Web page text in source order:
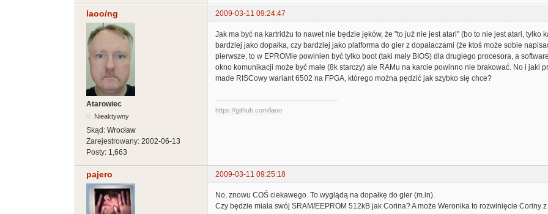
laoo/ng 2009-03-11 09:24:47
Atarowiec
Nieaktywny
Skąd: Wrocław
Zarejestrowany: 2002-06-13
Posty: 1,663
Jak ma być na kartridżu to nawet nie będzie jęków, że "to już nie jest atari" (bo to nie jest atari, tylko
bardziej jako dopałka, czy bardziej jako platforma do gier z dopalaczami (że ktoś może sobie
pierwsze, to w EPROMie powinien być tylko boot (taki mały BIOS) dla drugiego procesora, a
okno komunikacji może być małe (8k starczy) ale RAMu na karcie powinno nie brakować. No i jaki
made RISCowy wariant 6502 na FPGA, którego można pędzić jak szybko się chce?
https://github.com/laoo
pajero 2009-03-11 09:25:18
No, znowu COŚ ciekawego. To wyglądą na dopałkę do gier (m.in).
Czy będzie miała swój SRAM/EEPROM 512kB jak Corina? A może Weronika to rozwinięcie Coriny